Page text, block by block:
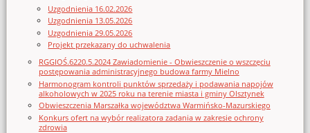
Uzgodnienia 16.02.2026
Uzgodnienia 13.05.2026
Uzgodnienia 29.05.2026
Projekt przekazany do uchwalenia
RGGIOŚ.6220.5.2024 Zawiadomienie - Obwieszczenie o wszczęciu
postępowania administracyjnego budowa farmy Mielno
Harmonogram kontroli punktów sprzedaży i podawania napojów
alkoholowych w 2025 roku na terenie miasta i gminy Olsztynek
Obwieszczenia Marszałka województwa Warmińsko-Mazurskiego
Konkurs ofert na wybór realizatora zadania w zakresie ochrony
zdrowia